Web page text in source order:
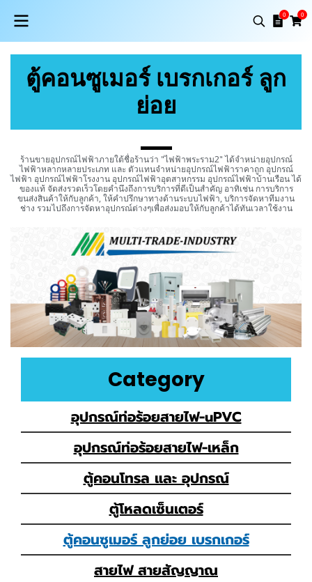
0 0
ตู้คอนซูเมอร์ เบรกเกอร์ ลูก
ย่อย
ร้านขายอุปกรณ์ไฟฟ้าภายใต้ชื่อร้านว่า "ไฟฟ้าพระราม2" ได้จำหน่ายอุปกรณ์
ไฟฟ้าหลากหลายประเภท และ ตัวแทนจำหน่ายอุปกรณ์ไฟฟ้าราคาถูก อุปกรณ์
ไฟฟ้า อุปกรณ์ไฟฟ้าโรงงาน อุปกรณ์ไฟฟ้าอุตสาหกรรม อุปกรณ์ไฟฟ้าบ้านเรือน ได้
ของแท้ จัดส่งรวดเร็วโดยคำนึงถึงการบริการที่ดีเป็นสำคัญ อาทิเช่น การบริการ
ขนส่งสินค้าให้กับลูกค้า, ให้คำปรึกษาทางด้านระบบไฟฟ้า, บริการจัดหาทีมงาน
ช่าง รวมไปถึงการจัดหาอุปกรณ์ต่างๆเพื่อส่งมอบให้กับลูกค้าได้ทันเวลาใช้งาน
Category
อุปกรณ์ท่อร้อยสายไฟ-uPVC
อุปกรณ์ท่อร้อยสายไฟ-เหล็ก
ตู้คอนโทรล และ อุปกรณ์
ตู้โหลดเซ็นเตอร์
ตู้คอนซูเมอร์ ลูกย่อย เบรกเกอร์
สายไฟ สายสัญญาณ